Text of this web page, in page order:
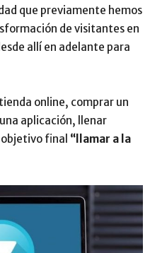
que previamente hemos
de visitantes en
allí en adelante para
online, comprar un
aplicación, llenar
final “llamar a la